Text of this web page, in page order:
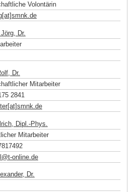
Volontärin
.de
Dr.
Dr.
Mitarbeiter
2841
de
Dipl.-Phys.
Mitarbeiter
@t-online de
Dr.